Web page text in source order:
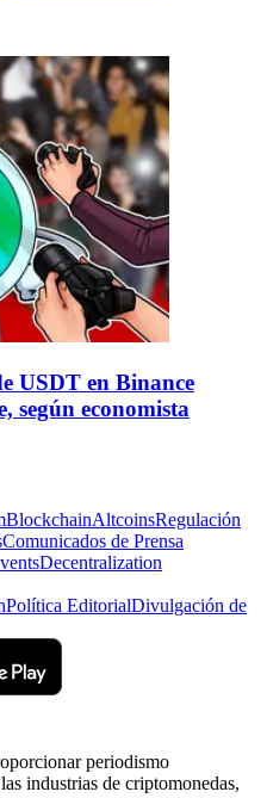
USDT en Binance
según economista
BlockchainAltcoinsRegulación
Comunicados de Prensa
Decentralization
Política EditorialDivulgación de
periodismo
industrias de criptomonedas,